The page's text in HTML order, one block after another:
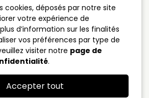
4.09%
cookies, déposés par notre site
votre expérience de
d’information sur les finalités
vos préférences par type de
visiter notre page de
.
Accepter tout